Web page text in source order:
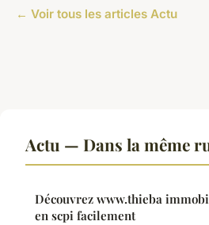
← Voir tous les articles Actu
Actu — Dans la même
Découvrez www.thieba
en scpi facilement